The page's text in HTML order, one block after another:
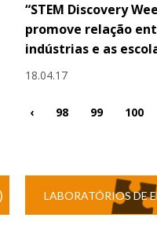
“STEM Discovery
promove relação
indústrias e as
18.04.17
‹ 98 99 100
LABORATÓRIOS DE